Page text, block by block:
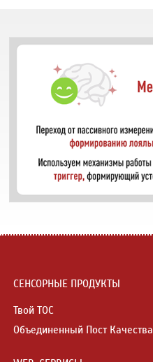
СЕНСОРНЫЕ ПРОДУКТЫ
Твой ТОС
Объединенный Пост Качества